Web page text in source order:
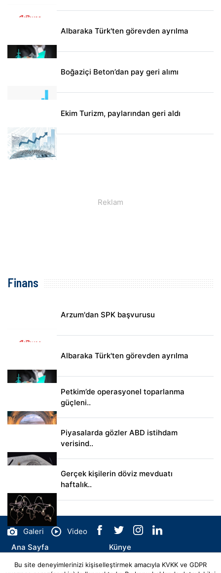
Albaraka Türk'ten görevden ayrılma
Boğaziçi Beton’dan pay geri alımı
Ekim Turizm, paylarından geri aldı
Finans
Arzum'dan SPK başvurusu
Albaraka Türk'ten görevden ayrılma
Petkim’de operasyonel toparlanma
güçleni..
Piyasalarda gözler ABD istihdam
verisind..
Gerçek kişilerin döviz mevduatı
haftalık..
Galeri
Video
Ana Sayfa
Künye
İletişim
Bu site deneyimlerinizi kişiselleştirmek amacıyla KVKK ve GDPR